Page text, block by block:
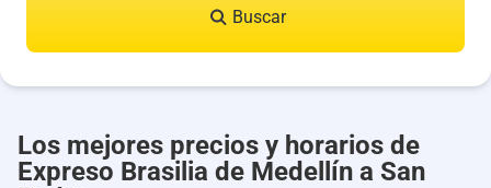
Buscar
Los mejores precios y horarios de
Expreso Brasilia de Medellín a San